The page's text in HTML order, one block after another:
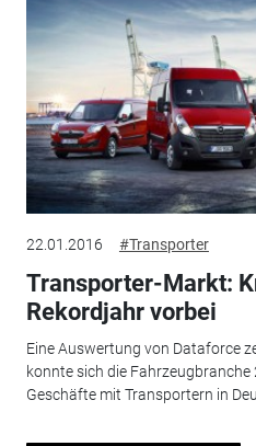
22.01.2016 #Transporter
Transporter-Markt:
Rekordjahr vorbei
Eine Auswertung von Dataforce
konnte sich die
Geschäfte mit Transportern in